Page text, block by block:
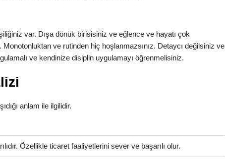
var. Dışa dönük birisisiniz ve eğlence ve hayatı çok
ve rutinden hiç hoşlanmazsınız. Detaycı değilsiniz ve
ve kendinize disiplin uygulamayı öğrenmelisiniz.
anlam ile ilgilidir.
Özellikle ticaret faaliyetlerini sever ve başarılı olur.